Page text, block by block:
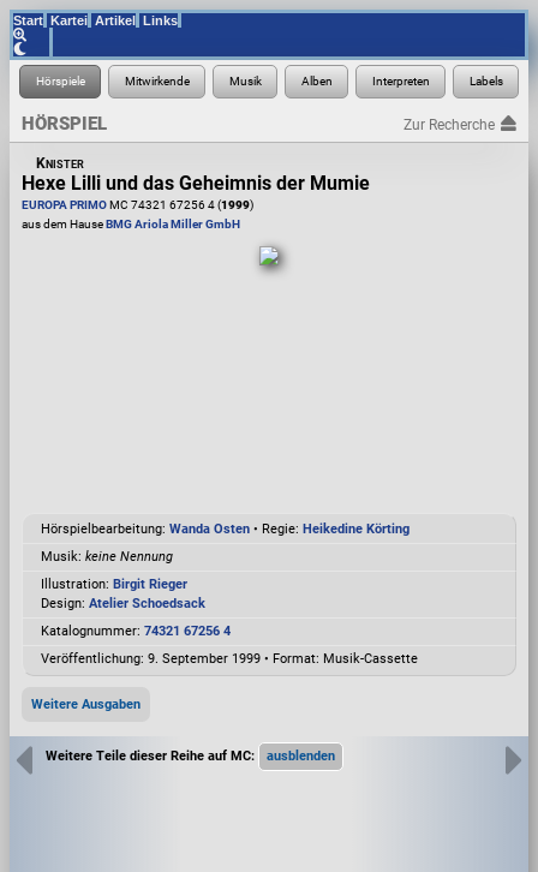
Start Kartei Artikel Links
HÖRSPIEL Zur Recherche
Knister
Hexe Lilli und das Geheimnis der Mumie
EUROPA PRIMO MC 74321 67256 4 (1999)
aus dem Hause BMG Ariola Miller GmbH
Hörspielbearbeitung: Wanda Osten • Regie: Heikedine Körting
Musik: keine Nennung
Illustration: Birgit Rieger
Design: Atelier Schoedsack
Katalognummer: 74321 67256 4
Veröffentlichung: 9. September 1999 • Format: Musik-Cassette
Weitere Ausgaben
Weitere Teile dieser Reihe auf MC: